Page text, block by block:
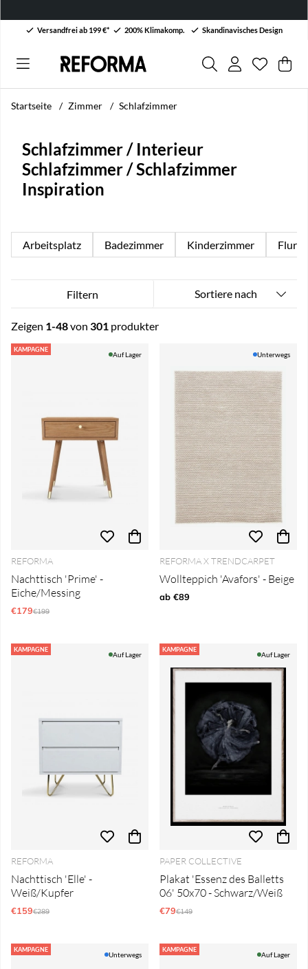
Versandfrei ab 199 €* 200% Klimakomp. Skandinavisches Design
Anzahl
. .
Startseite Zimmer Schlafzimmer
Schlafzimmer / Interieur
Schlafzimmer / Schlafzimmer
Inspiration
Arbeitsplatz Badezimmer Kinderzimmer Flur
Filtern Sortiere nach
Zeigen 1-48von 301 produkter
Produkte
KAMPAGNE
Auf Lager
REFORMA
Nachttisch 'Prime' -
Eiche/Messing
€179Regulärer Preis:
€199
Unterwegs
REFORMA X TRENDCARPET
Wollteppich 'Avafors' - Beige
ab €89
KAMPAGNE
Auf Lager
REFORMA
Nachttisch 'Elle' -
Weiß/Kupfer
€159Regulärer Preis:
€289
KAMPAGNE
Auf Lager
PAPER COLLECTIVE
Plakat 'Essenz des Balletts
06' 50x70 - Schwarz/Weiß
€79Regulärer Preis:
€149
KAMPAGNE
Unterwegs
KAMPAGNE
Auf Lager